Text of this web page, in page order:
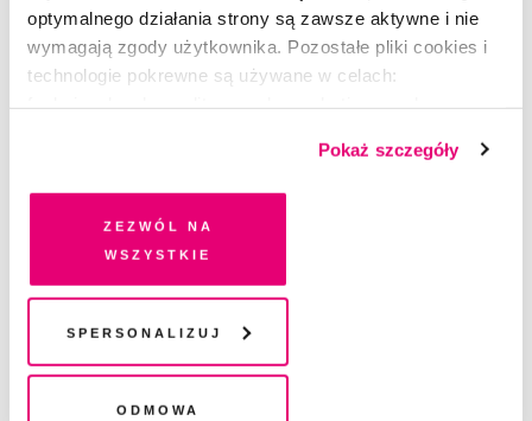
optymalnego działania strony są zawsze aktywne i nie
wymagają zgody użytkownika. Pozostałe pliki cookies i
technologie pokrewne są używane w celach:
dobrowolną zgodę na pliki cookies i technologie
pokrewne, zgadzasz się na przechowywanie informacji
na Twoim urządzeniu końcowym lub dostęp do niego i
przetwarzanie danych. Zgodę na wszystkie lub niektóre
chwili wycofać lub ponowić w zakładce "Ustawienia
plików cookie". Wycofanie zgody nie wpływa na
legalność przetwarzania danych przed jej wycofaniem
Pokaż szczegóły
Zezwól na
wszystkie
Spersonalizuj
Odmowa
STUDIUM
Ludzie kontra raki
6.06.2023
6.06.2023
Biolożka od teatru życia
JULIA LACHOWICZ-NOWIŃSKA